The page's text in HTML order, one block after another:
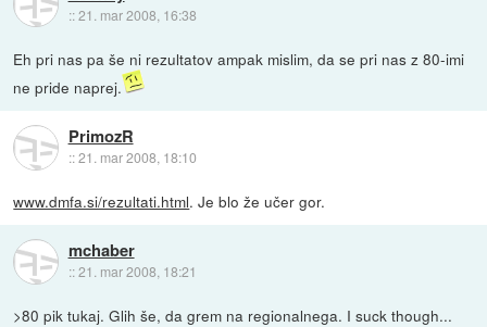
::21. mar 2008, 16:38
Eh pri nas pa še ni rezultatov ampak mislim, da se pri nas z 80-imi
ne pride naprej.
PrimozR
::21. mar 2008, 18:10
www.dmfa.si/rezultati.html. Je blo že učer gor.
mchaber
::21. mar 2008, 18:21
>80 pik tukaj. Glih še, da grem na regionalnega. I suck though...